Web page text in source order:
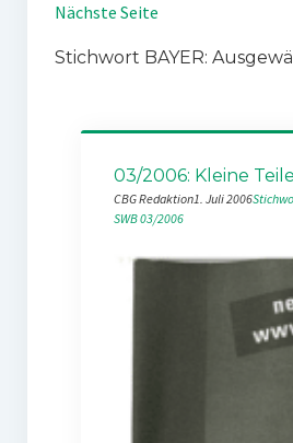
Nächste Seite
Stichwort BAYER:
03/2006: Kleine
CBG Redaktion1. Juli 2006
SWB 03/2006